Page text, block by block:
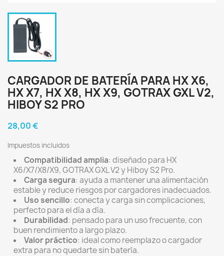
CARGADOR DE BATERÍA PARA HX X6,
HX X7, HX X8, HX X9, GOTRAX GXL V2,
HIBOY S2 PRO
28,00 €
Impuestos incluidos
Compatibilidad amplia: diseñado para HX
X6/X7/X8/X9, GOTRAX GXL V2 y Hiboy S2 Pro.
Carga segura: ayuda a mantener una alimentación
estable y reduce riesgos por cargadores inadecuados.
Uso sencillo: conecta y carga sin complicaciones,
perfecto para el día a día.
Durabilidad: pensado para un uso frecuente, con
buen rendimiento a largo plazo.
Valor práctico: ideal como reemplazo o cargador
extra para no quedarte sin batería.